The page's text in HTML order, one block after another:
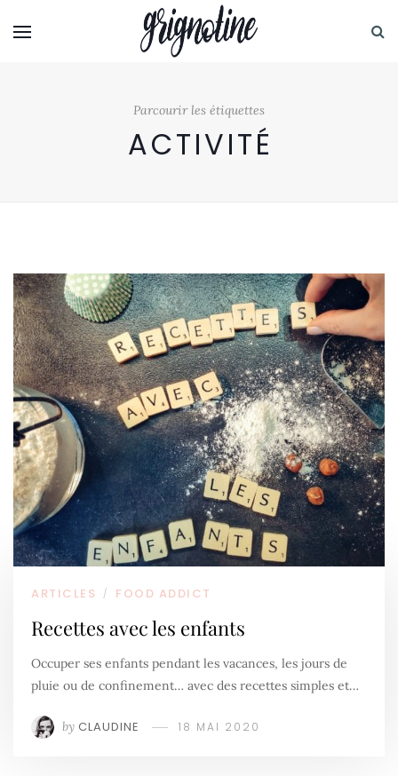
Parcourir les étiquettes
ACTIVITÉ
ARTICLES / FOOD ADDICT
Recettes avec les enfants
Occuper ses enfants pendant les vacances, les jours de
pluie ou de confinement… avec des recettes simples et…
by CLAUDINE 18 MAI 2020